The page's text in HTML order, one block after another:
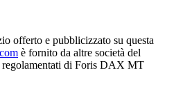
offerto e pubblicizzato su questa
è fornito da altre società del
regolamentati di Foris DAX MT